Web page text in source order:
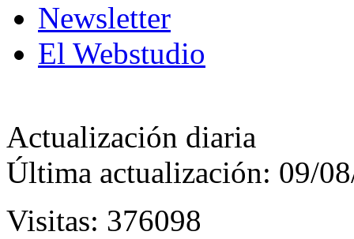
Newsletter
El Webstudio
Actualización diaria
Última actualización: 09/
Visitas: 376098